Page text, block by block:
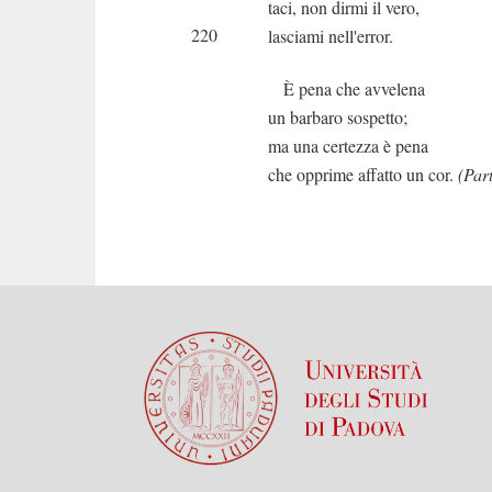
taci, non dirmi il vero,
220
lasciami nell'error.
È pena che avvelena
un barbaro sospetto;
ma una certezza è pena
che opprime affatto un cor.